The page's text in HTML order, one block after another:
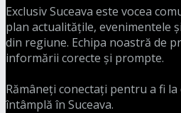
Exclusiv Suceava este vocea
plan actualitățile, evenimentele
din regiune. Echipa noastră de
informării corecte și prompte.
Rămâneți conectați pentru a fi
întâmplă în Suceava.